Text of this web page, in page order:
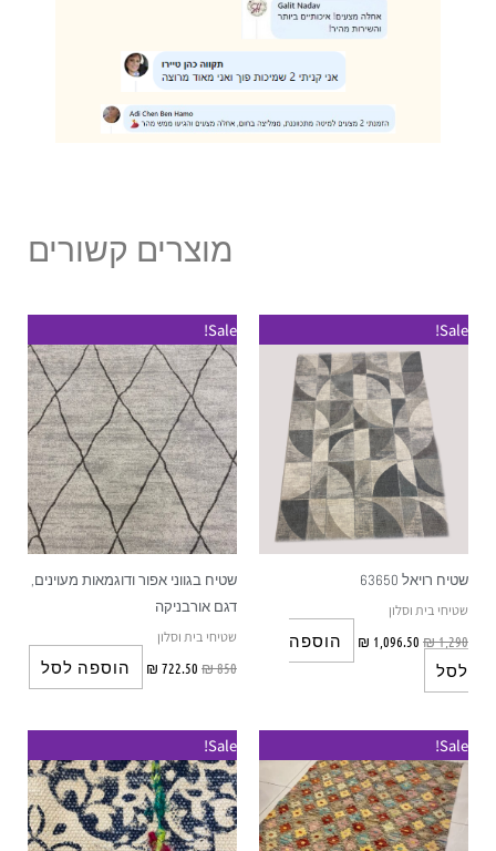
מוצרים קשורים
Sale!
שטיח רויאל 63650
שטיחי בית וסלון
₪1,290
₪ 1,096.50
הוספה
לסל
Sale!
שטיח בגווני אפור ודוגמאות מעוינים,
דגם אורבניקה
שטיחי בית וסלון
₪850
₪ 722.50 הוספה לסל
Sale!
Sale!
מחירים:
עד
מחירים:
עד
זה
יש
מספר